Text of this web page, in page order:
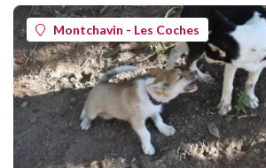
Montchavin - Les Coches